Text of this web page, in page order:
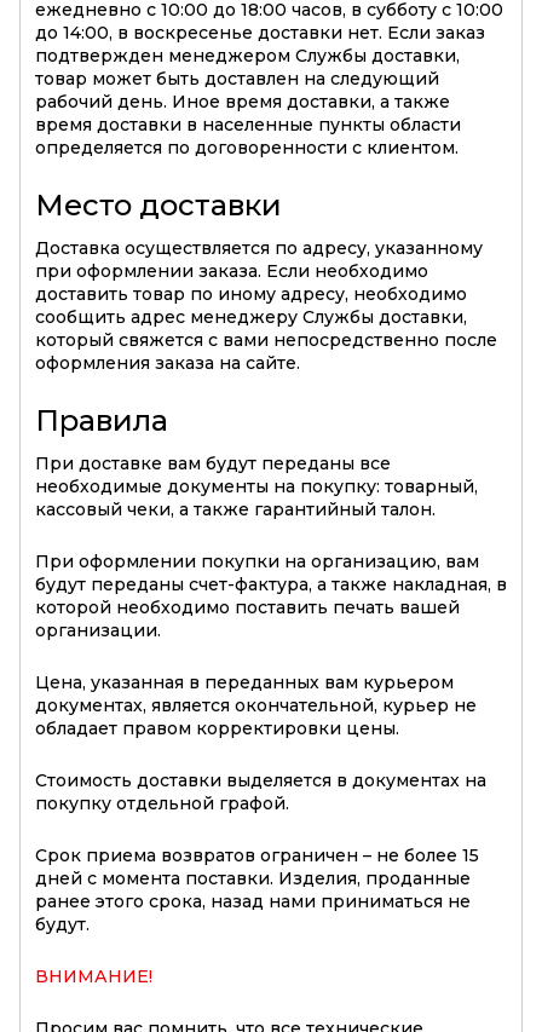
ежедневно с 10:00 до 18:00 часов, в субботу с 10:00
до 14:00, в воскресенье доставки нет. Если заказ
подтвержден менеджером Службы доставки,
товар может быть доставлен на следующий
рабочий день. Иное время доставки, а также
время доставки в населенные пункты области
определяется по договоренности с клиентом.
Место доставки
Доставка осуществляется по адресу, указанному
при оформлении заказа. Если необходимо
доставить товар по иному адресу, необходимо
сообщить адрес менеджеру Службы доставки,
который свяжется с вами непосредственно после
оформления заказа на сайте.
Правила
При доставке вам будут переданы все
необходимые документы на покупку: товарный,
кассовый чеки, а также гарантийный талон.
При оформлении покупки на организацию, вам
будут переданы счет-фактура, а также накладная, в
которой необходимо поставить печать вашей
организации.
Цена, указанная в переданных вам курьером
документах, является окончательной, курьер не
обладает правом корректировки цены.
Стоимость доставки выделяется в документах на
покупку отдельной графой.
Срок приема возвратов ограничен – не более 15
дней с момента поставки. Изделия, проданные
ранее этого срока, назад нами приниматься не
будут.
ВНИМАНИЕ!